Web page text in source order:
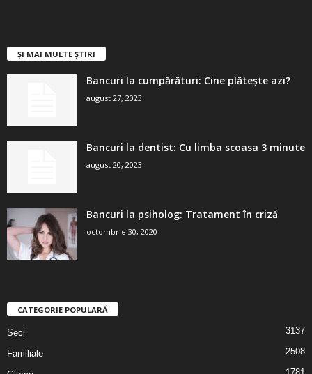
ȘI MAI MULTE ȘTIRI
Bancuri la cumpărături: Cine plătește azi?
august 27, 2023
Bancuri la dentist: Cu limba scoasa 3 minute
august 20, 2023
Bancuri la psiholog: Tratament în criză
octombrie 30, 2020
CATEGORIE POPULARĂ
Seci 3137
Familiale 2508